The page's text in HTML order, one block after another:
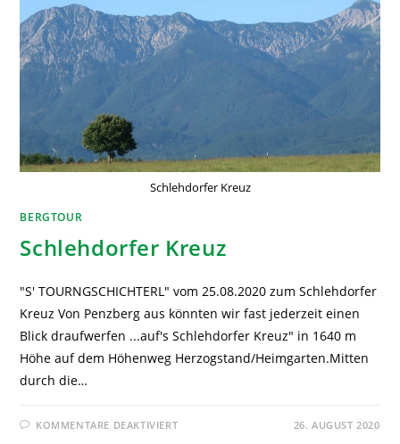
Schlehdorfer Kreuz
BERGTOUR
Schlehdorfer Kreuz
"S' TOURNGSCHICHTERL" vom 25.08.2020 zum Schlehdorfer
Kreuz Von Penzberg aus könnten wir fast jederzeit einen
Blick draufwerfen ...auf's Schlehdorfer Kreuz" in 1640 m
Höhe auf dem Höhenweg Herzogstand/Heimgarten.Mitten
durch die…
KOMMENTARE DEAKTIVIERT 26. AUGUST 2020